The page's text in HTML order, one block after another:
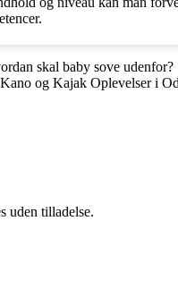
skal baby sove udenfor?
Kano og Kajak Oplevelser i
uden tilladelse.